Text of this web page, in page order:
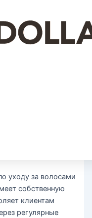
уходу за волосами
собственную
клиентам
регулярные